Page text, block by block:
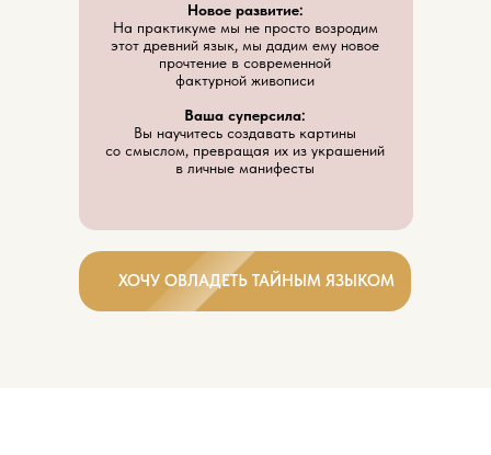
Новое развитие:
На практикуме мы не просто возродим
этот древний язык, мы дадим ему новое
прочтение в современной
фактурной живописи
Ваша суперсила:
Вы научитесь создавать картины
со смыслом, превращая их из украшений
в личные манифесты
ХОЧУ ОВЛАДЕТЬ ТАЙНЫМ ЯЗЫКОМ